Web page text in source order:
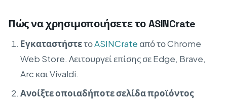
Πώς να χρησιμοποιήσετε το ASINCrate
ΕγκαταστήστετοASINCrate από το Chrome
Web Store. Λειτουργεί επίσης σε Edge, Brave,
Arc και Vivaldi.
Ανοίξτε οποιαδήποτε σελίδα προϊόντος